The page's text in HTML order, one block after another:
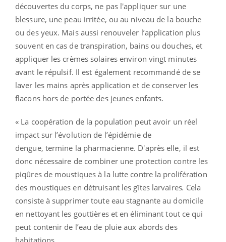
découvertes du corps, ne pas l'appliquer sur une
blessure, une peau irritée, ou au niveau de la bouche
ou des yeux. Mais aussi renouveler l’application plus
souvent en cas de transpiration, bains ou douches, et
appliquer les crèmes solaires environ vingt minutes
avant le répulsif. Il est également recommandé de se
laver les mains après application et de conserver les
flacons hors de portée des jeunes enfants.
« La coopération de la population peut avoir un réel
impact sur l’évolution de l’épidémie de
dengue, termine la pharmacienne. D'après elle, il est
donc nécessaire de combiner une protection contre les
piqûres de moustiques à la lutte contre la prolifération
des moustiques en détruisant les gîtes larvaires. Cela
consiste à supprimer toute eau stagnante au domicile
en nettoyant les gouttières et en éliminant tout ce qui
peut contenir de l’eau de pluie aux abords des
habitations.